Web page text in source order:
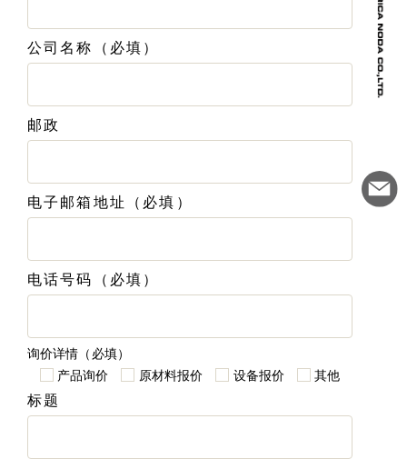
公司名称（必填）
邮政
电子邮箱地址（必填）
电话号码（必填）
询价详情（必填）
产品询价
原材料报价 设备报价 其他
标题